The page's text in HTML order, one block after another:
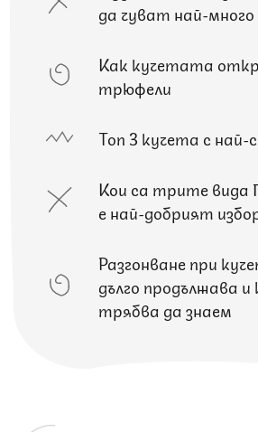
да чуват най-много
Как кучетата
трюфели
Топ 3 кучета с най-
Кои са трите вида
е най-добрият
Разгонване при
дълго продължава и
трябва да знаем